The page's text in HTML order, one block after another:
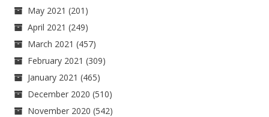
May 2021 (201)
April 2021 (249)
March 2021 (457)
February 2021 (309)
January 2021 (465)
December 2020 (510)
November 2020 (542)